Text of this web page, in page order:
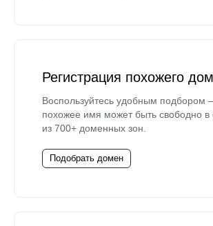
Регистрация похожего
Воспользуйтесь удобным подбором
похожее имя может быть свободно в
из 700+ доменных зон.
Подобрать домен